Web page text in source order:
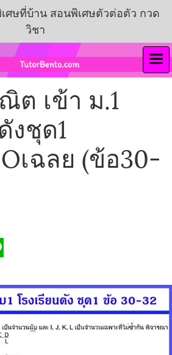
ศษที่บ้าน สอนพิเศษตัวต่อตัว กวด
วิชา
ต เข้า ม.1
งชุด1
เฉลย (ข้อ30-